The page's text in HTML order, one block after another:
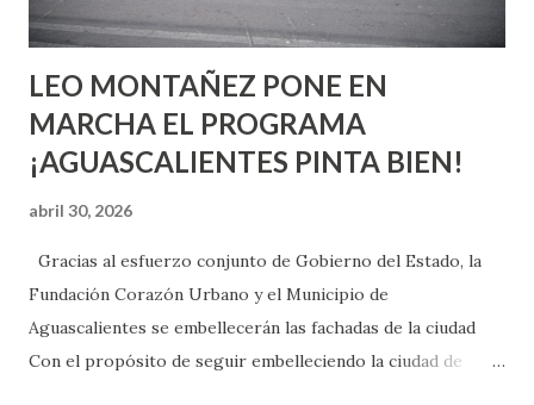
son suficientemen...
LEO MONTAÑEZ PONE EN
MARCHA EL PROGRAMA
¡AGUASCALIENTES PINTA BIEN!
abril 30, 2026
Gracias al esfuerzo conjunto de Gobierno del Estado, la
Fundación Corazón Urbano y el Municipio de
Aguascalientes se embellecerán las fachadas de la ciudad
Con el propósito de seguir embelleciendo la ciudad de